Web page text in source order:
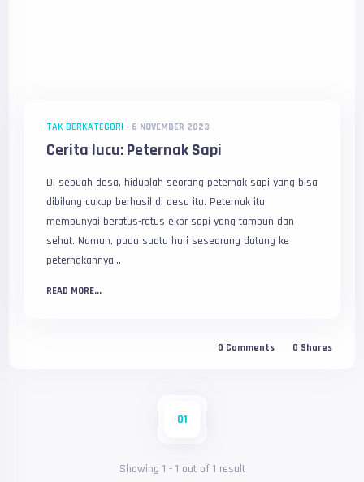
TAK BERKATEGORI - 6 NOVEMBER 2023
Cerita lucu: Peternak Sapi
Di sebuah desa, hiduplah seorang peternak sapi yang bisa
dibilang cukup berhasil di desa itu. Peternak itu
mempunyai beratus-ratus ekor sapi yang tambun dan
sehat. Namun, pada suatu hari seseorang datang ke
peternakannya...
READ MORE...
0 Comments 0 Shares
01
Showing 1 - 1 out of 1 result